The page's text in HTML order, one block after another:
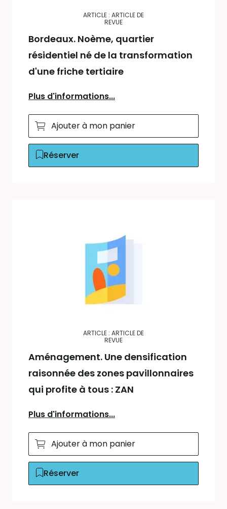
ARTICLE : ARTICLE DE
REVUE
Bordeaux. Noème, quartier
résidentiel né de la transformation
d'une friche tertiaire
Plus d'informations...
Ajouter à mon panier
Réserver
ARTICLE : ARTICLE DE
REVUE
Aménagement. Une densification
raisonnée des zones pavillonnaires
qui profite à tous : ZAN
Plus d'informations...
Ajouter à mon panier
Réserver